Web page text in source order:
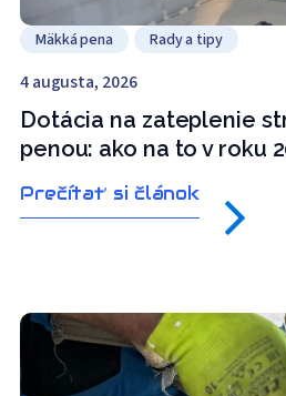
Mäkká pena Rady a tipy
4 augusta, 2026
Dotácia na zateplenie
penou: ako na to v roku
Prečítať si článok